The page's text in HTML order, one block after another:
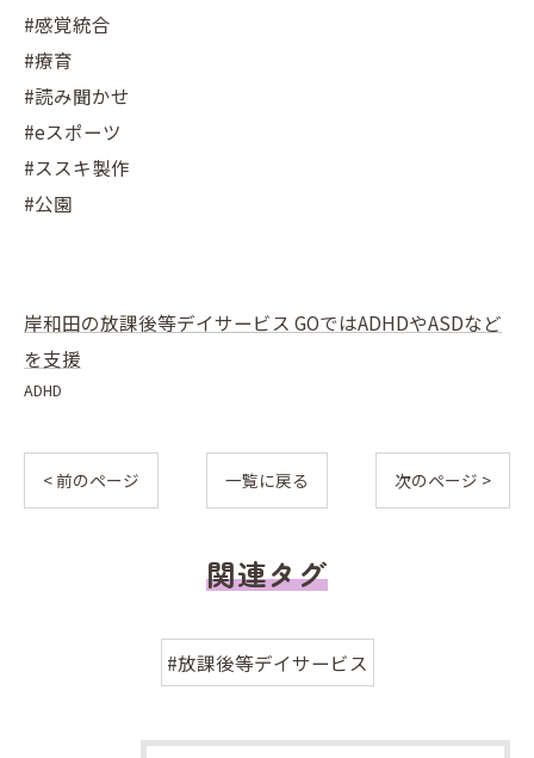
#感覚統合
#療育
#読み聞かせ
#eスポーツ
#ススキ製作
#公園
岸和田の放課後等デイサービス GOではADHDやASDなど
を支援
ADHD
< 前のページ 一覧に戻る 次のページ >
関連タグ
#放課後等デイサービス